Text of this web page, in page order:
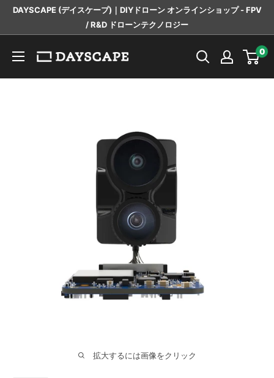
ツ
DAYSCAPE (デイスケープ)｜DIYドローン オンラインショップ - FPV
/ R&D ドローンテクノロジー
DAYSCAPE 0
拡大するには画像をクリック